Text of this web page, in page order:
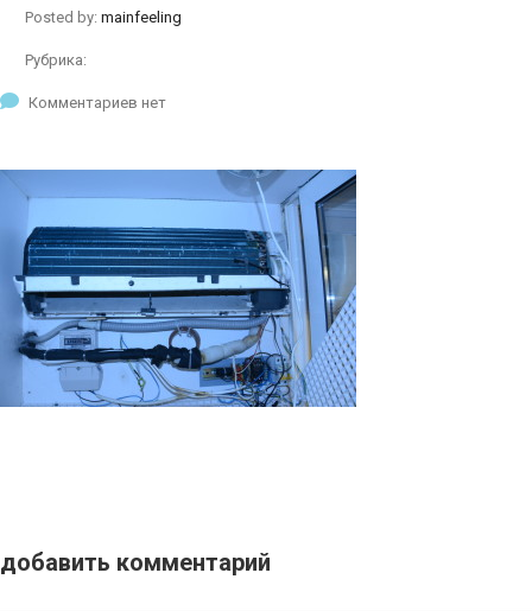
Posted by: mainfeeling
Рубрика:
Комментариев нет
добавить комментарий